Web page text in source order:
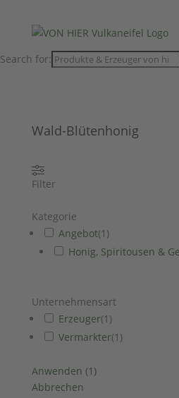
Search for:
Wald-Blütenhonig
Filter
Kategorie
Angebot(1 )
Honig, Spiritousen &
Unternehmensart
Erzeuger(1 )
Vermarkter(1 )
Anwenden (1 )
Abbrechen